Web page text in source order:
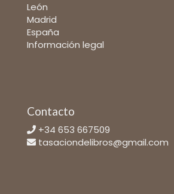
León
Madrid
España
Información legal
Contacto
+34 653 667509
tasaciondelibros@gmail.com